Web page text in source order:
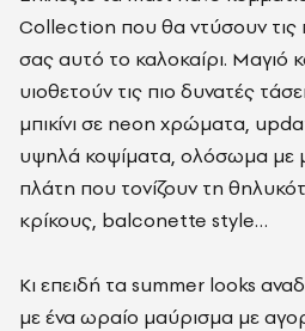
Collection που θα ντύσουν τις
σας αυτό το καλοκαίρι. Μαγιό
υιοθετούν τις πιο δυνατές
μπικίνι σε neon χρώματα,
υψηλά κοψίματα, ολόσωμα με
πλάτη που τονίζουν τη
κρίκους, balconette style…
Kι επειδή τα summer looks
με ένα ωραίο μαύρισμα με